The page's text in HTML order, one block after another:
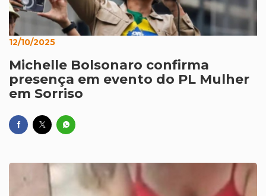
12/10/2025
Michelle Bolsonaro confirma
presença em evento do PL Mulher
em Sorriso